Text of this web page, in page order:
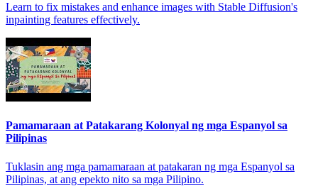
Learn to fix mistakes and enhance images with Stable Diffusion's
inpainting features effectively.
Pamamaraan at Patakarang Kolonyal ng mga Espanyol sa
Pilipinas
Tuklasin ang mga pamamaraan at patakaran ng mga Espanyol sa
Pilipinas, at ang epekto nito sa mga Pilipino.